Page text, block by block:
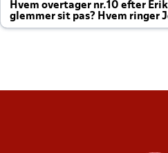
Hvem overtager nr.10 efter
glemmer sit pas? Hvem ringer
altid til efter kampe?